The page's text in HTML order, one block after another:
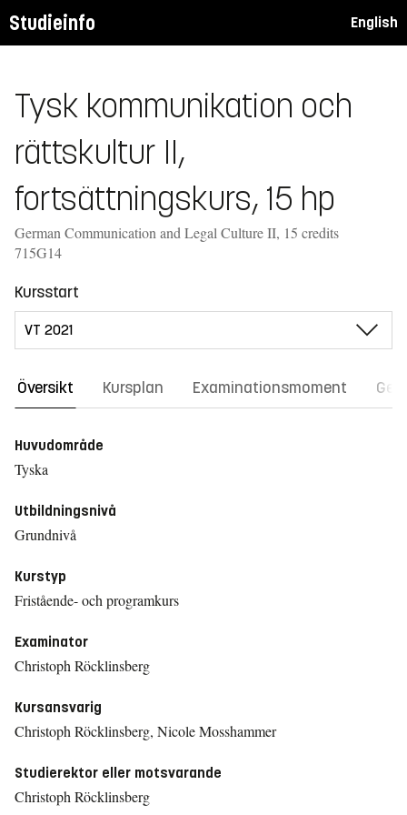
Studieinfo English
Tysk kommunikation och
rättskultur II,
fortsättningskurs, 15 hp
German Communication and Legal Culture II, 15 credits
715G14
Kursstart
Översikt Kursplan Examinationsmoment
Huvudområde
Tyska
Utbildningsnivå
Grundnivå
Kurstyp
Fristående- och programkurs
Examinator
Christoph Röcklinsberg
Kursansvarig
Christoph Röcklinsberg, Nicole Mosshammer
Studierektor eller motsvarande
Christoph Röcklinsberg